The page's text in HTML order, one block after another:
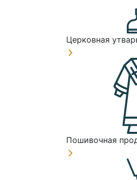
Церковная
Пошивочная